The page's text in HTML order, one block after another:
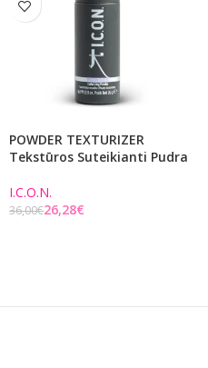
POWDER TEXTURIZER
Tekstūros Suteikianti Pudra
I.C.O.N.
36,00€26,28€